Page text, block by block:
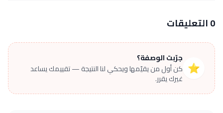
0 التعليقات
⭐
جرّبت الوصفة؟
كن أول من يقيّمها ويحكي لنا النتيجة — تقييمك يساعد
غيرك يقرر.